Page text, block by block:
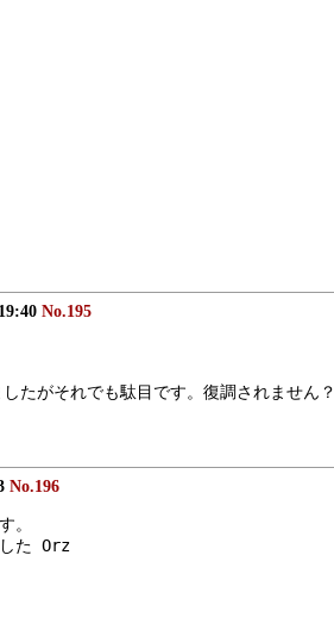
No.195
たがそれでも駄目です。復調されません？
No.196
。
した Orz